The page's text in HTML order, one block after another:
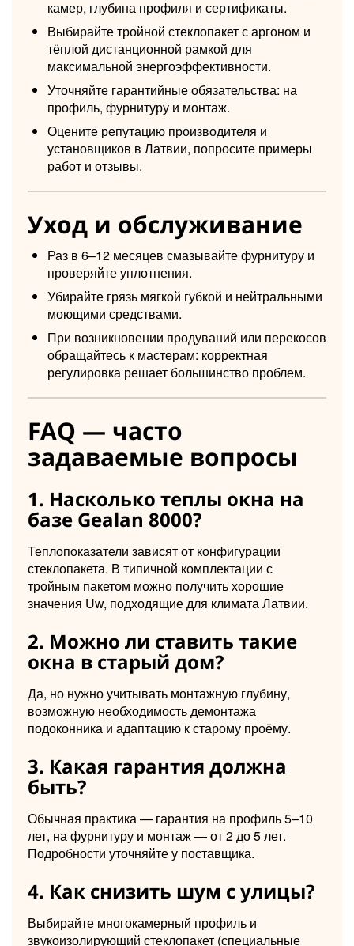
камер, глубина профиля и сертификаты.
Выбирайте тройной стеклопакет с аргоном и
тёплой дистанционной рамкой для
максимальной энергоэффективности.
Уточняйте гарантийные обязательства: на
профиль, фурнитуру и монтаж.
Оцените репутацию производителя и
установщиков в Латвии, попросите примеры
работ и отзывы.
Уход и обслуживание
Раз в 6–12 месяцев смазывайте фурнитуру и
проверяйте уплотнения.
Убирайте грязь мягкой губкой и нейтральными
моющими средствами.
При возникновении продуваний или перекосов
обращайтесь к мастерам: корректная
регулировка решает большинство проблем.
FAQ — часто
задаваемые вопросы
1. Насколько теплы окна на
базе Gealan 8000?
Теплопоказатели зависят от конфигурации
стеклопакета. В типичной комплектации с
тройным пакетом можно получить хорошие
значения Uw, подходящие для климата Латвии.
2. Можно ли ставить такие
окна в старый дом?
Да, но нужно учитывать монтажную глубину,
возможную необходимость демонтажа
подоконника и адаптацию к старому проёму.
3. Какая гарантия должна
быть?
Обычная практика — гарантия на профиль 5–10
лет, на фурнитуру и монтаж — от 2 до 5 лет.
Подробности уточняйте у поставщика.
4. Как снизить шум с улицы?
Выбирайте многокамерный профиль и
звукоизолирующий стеклопакет (специальные